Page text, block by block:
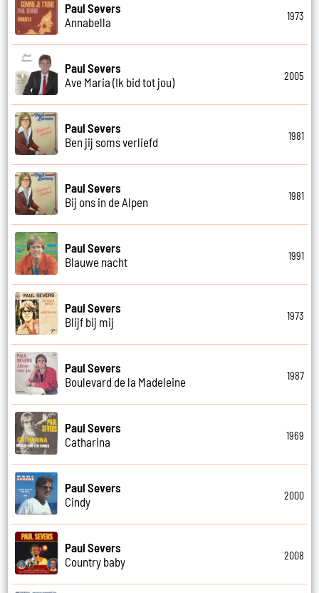
Paul Severs
Annabella
1973
Paul Severs
Ave Maria (Ik bid tot jou)
2005
Paul Severs
Ben jij soms verliefd
1981
Paul Severs
Bij ons in de Alpen
1981
Paul Severs
Blauwe nacht
1991
Paul Severs
Blijf bij mij
1973
Paul Severs
Boulevard de la Madeleine
1987
Paul Severs
Catharina
1969
Paul Severs
Cindy
2000
Paul Severs
Country baby
2008